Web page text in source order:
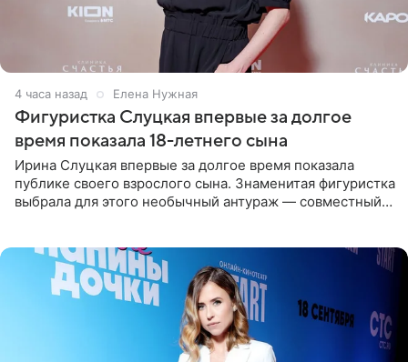
4 часа назад Елена Нужная
Фигуристка Слуцкая впервые за долгое
время показала 18-летнего сына
Ирина Слуцкая впервые за долгое время показала
публике своего взрослого сына. Знаменитая фигуристка
выбрала для этого необычный антураж — совместный